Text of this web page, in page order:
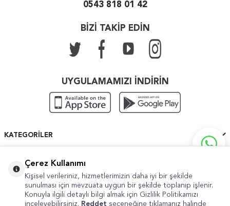
0543 818 01 42
BİZİ TAKİP EDİN
UYGULAMAMIZI İNDİRİN
KATEGORILER
HIZLI ERIŞIM
Çerez Kullanımı
Kişisel verileriniz, hizmetlerimizin daha iyi bir şekilde
sunulması için mevzuata uygun bir şekilde toplanıp işlenir.
Konuyla ilgili detaylı bilgi almak için Gizlilik Politikamızı
inceleyebilirsiniz. Reddet seçeneğine tıklamanız halinde